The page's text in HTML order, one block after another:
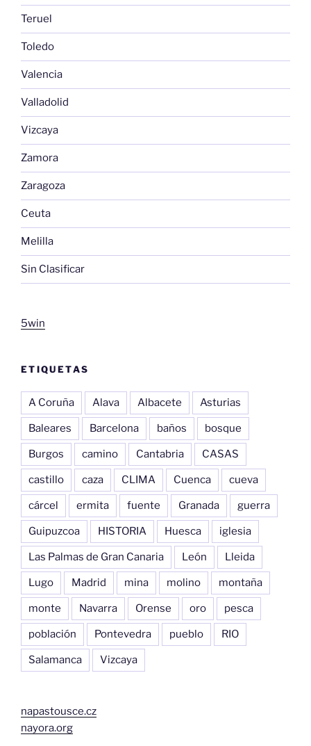
Teruel
Toledo
Valencia
Valladolid
Vizcaya
Zamora
Zaragoza
Ceuta
Melilla
Sin Clasificar
5win
ETIQUETAS
A Coruña Alava Albacete Asturias
Baleares Barcelona baños bosque
Burgos camino Cantabria CASAS
castillo caza CLIMA Cuenca cueva
cárcel ermita fuente Granada guerra
Guipuzcoa HISTORIA Huesca iglesia
Las Palmas de Gran Canaria León Lleida
Lugo Madrid mina molino montaña
monte Navarra Orense oro pesca
población Pontevedra pueblo RIO
Salamanca Vizcaya
napastousce.cz
nayora.org